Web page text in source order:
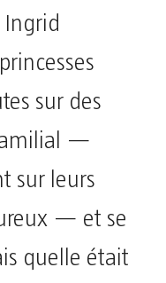
Ingrid
sur des
—
sur leurs
— et se
quelle était